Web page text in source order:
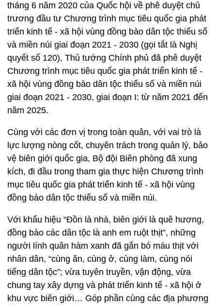
tháng 6 năm 2020 của Quốc hội về phê duyệt chủ
trương đầu tư Chương trình mục tiêu quốc gia phát
triển kinh tế - xã hội vùng đồng bào dân tộc thiểu số
và miền núi giai đoạn 2021 - 2030 (gọi tắt là Nghị
quyết số 120), Thủ tướng Chính phủ đã phê duyệt
Chương trình mục tiêu quốc gia phát triển kinh tế -
xã hội vùng đồng bào dân tộc thiểu số và miền núi
giai đoạn 2021 - 2030, giai đoạn I: từ năm 2021 đến
năm 2025.
Cùng với các đơn vị trong toàn quân, với vai trò là
lực lượng nòng cốt, chuyên trách trong quản lý, bảo
vệ biên giới quốc gia, Bộ đội Biên phòng đã xung
kích, đi đầu trong tham gia thực hiện Chương trình
mục tiêu quốc gia phát triển kinh tế - xã hội vùng
đồng bào dân tộc thiểu số và miền núi.
Với khẩu hiệu “Đồn là nhà, biên giới là quê hương,
đồng bào các dân tộc là anh em ruột thịt”, những
người lính quân hàm xanh đã gắn bó máu thịt với
nhân dân, “cùng ăn, cùng ở, cùng làm, cùng nói
tiếng dân tộc”; vừa tuyên truyền, vận động, vừa
chung tay xây dựng và phát triển kinh tế - xã hội ở
khu vực biên giới… Góp phần cùng các địa phương